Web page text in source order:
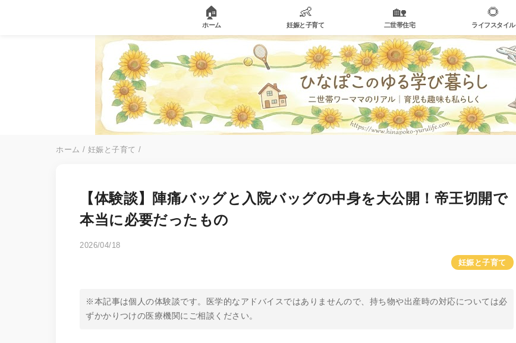
🏠
ホーム
👶
妊娠と子育て
🏡
二世帯住宅
🌻
ライフスタイル
ホーム / 妊娠と子育て /
【体験談】陣痛バッグと入院バッグの中身を大公開！帝王切開で
本当に必要だったもの
2026/04/18
妊娠と子育て
※本記事は個人の体験談です。医学的なアドバイスではありませんので、持ち物や出産時の対応については必
ずかかりつけの医療機関にご相談ください。